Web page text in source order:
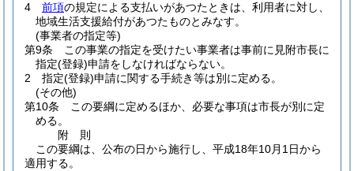
4
前項の規定による支払いがあつたときは、利用者に対し、
地域生活支援給付があつたものとみなす。
(事業者の指定等)
第9条
この事業の指定を受けたい事業者は事前に見附市長に
指定(登録)申請をしなければならない。
2
指定(登録)申請に関する手続き等は別に定める。
(その他)
第10条
この要綱に定めるほか、必要な事項は市長が別に定
める。
附 則
この要綱は、公布の日から施行し、平成18年10月1日から
適用する。